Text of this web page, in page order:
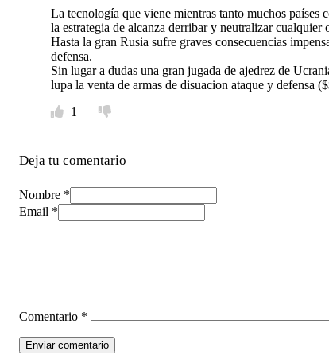
La tecnología que viene mientras tanto muchos países
la estrategia de alcanza derribar y neutralizar
Hasta la gran Rusia sufre graves consecuencias
defensa.
Sin lugar a dudas una gran jugada de ajedrez de
lupa la venta de armas de disuacion ataque y defensa
1
Deja tu comentario
Nombre *
Email *
Comentario *